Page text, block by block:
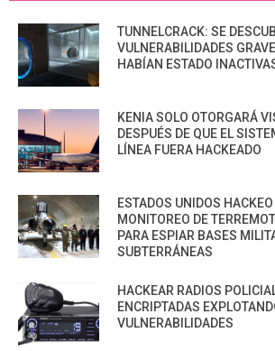
TUNNELCRACK: SE
VULNERABILIDADES
HABÍAN ESTADO
KENIA SOLO OTORGARÁ
DESPUÉS DE QUE EL
LÍNEA FUERA HACKEADO
ESTADOS UNIDOS
MONITOREO DE
PARA ESPIAR BASES
SUBTERRÁNEAS
HACKEAR RADIOS
ENCRIPTADAS
VULNERABILIDADES